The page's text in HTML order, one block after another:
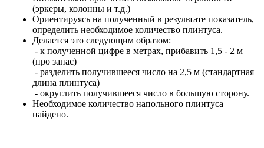
(эркеры, колонны и т.д.)
Ориентируясь на полученный в результате показатель,
определить необходимое количество плинтуса.
Делается это следующим образом:
- к полученной цифре в метрах, прибавить 1,5 - 2 м
(про запас)
- разделить получившееся число на 2,5 м (стандартная
длина плинтуса)
- округлить получившееся число в большую сторону.
Необходимое количество напольного плинтуса
найдено.